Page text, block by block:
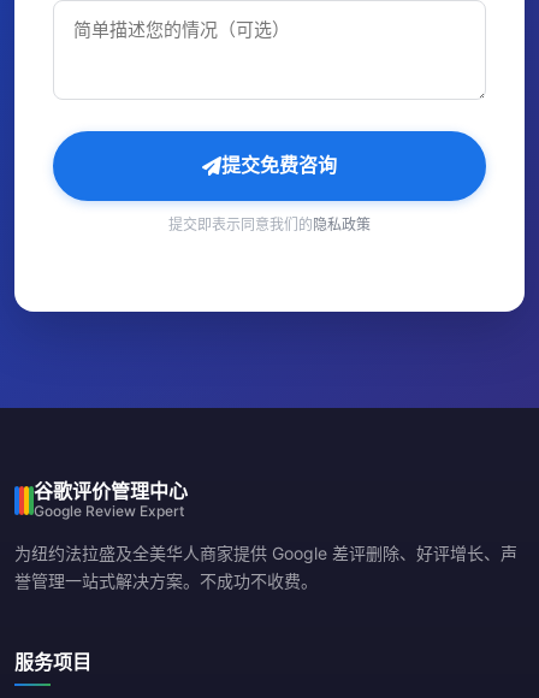
提交免费咨询
提交即表示同意我们的隐私政策
谷歌评价管理中心
Google Review Expert
为纽约法拉盛及全美华人商家提供 Google 差评删除、好评增长、声
誉管理一站式解决方案。不成功不收费。
服务项目